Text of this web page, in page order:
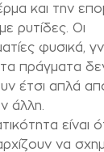
και την
ρυτίδες. Οι
φυσικά,
πράγματα
έτσι απλά
άλλη.
είναι
να